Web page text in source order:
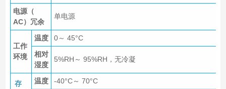
电源（
AC）冗余
单电源
工作
环境
温度
0～ 45°C
相对
湿度
5%RH～ 95%RH，无冷凝
存
温度
-40°C～ 70°C